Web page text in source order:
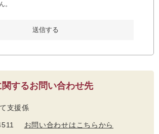
。
するお問い合わせ先
支援係
お問い合わせはこちらから